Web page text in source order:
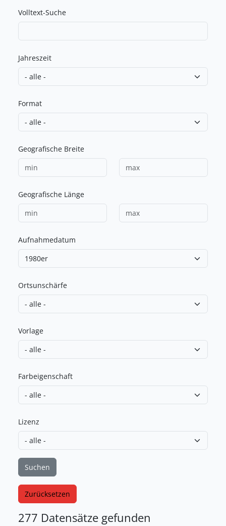
Volltext-Suche
Jahreszeit
Format
Geografische Breite
Geografische Länge
Aufnahmedatum
Ortsunschärfe
Vorlage
Farbeigenschaft
Lizenz
Suchen
Zurücksetzen
277 Datensätze gefunden